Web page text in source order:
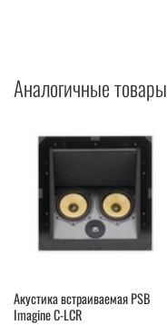
Аналогичные товары
Акустика встраиваемая PSB
Imagine C-LCR